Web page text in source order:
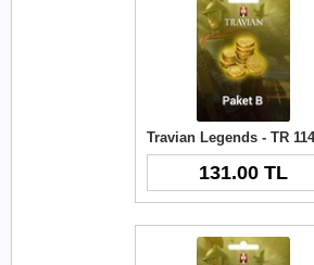
131.00 TL